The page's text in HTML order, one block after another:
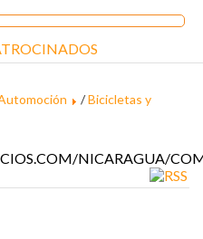
/Bicicletas y